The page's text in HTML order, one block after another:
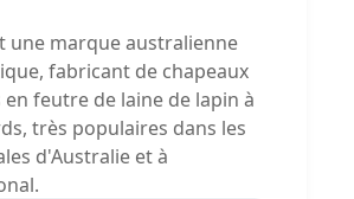
une marque australienne
fabricant de chapeaux
en feutre de laine de lapin à
très populaires dans les
d'Australie et à